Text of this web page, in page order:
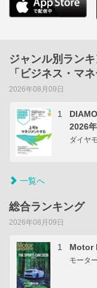
ジャンル別ラン
「ビジネス・マネ
2026年08月09日
1
2026
ダイヤ
一覧へ
総合ランキング
2026年08月09日
1 Motor
モータ